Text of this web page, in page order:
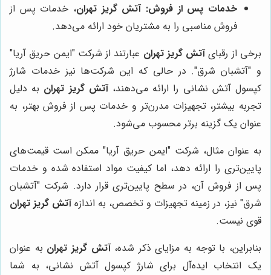
خدمات پس از فروش: آتش گریز تهران، خدمات پس از
فروش مناسبی را به مشتریان خود ارائه می‌دهد.
برخی از رقبایآتش گریز تهران عبارتند از شرکت "ایمن حریق آریا"
و "آتشبان شرق". در حالی که این شرکت‌ها نیز خدمات شارژ
کپسول آتش نشانی را ارائه می‌دهند،آتش گریز تهران به دلیل
تجربه بیشتر، تجهیزات مدرن‌تر و خدمات پس از فروش بهتر، به
عنوان یک گزینه برتر محسوب می‌شود.
به عنوان مثال، شرکت "ایمن حریق آریا" ممکن است قیمت‌های
پایین‌تری را ارائه دهد، اما کیفیت مواد استفاده شده و خدمات
پس از فروش آن، در سطح پایین‌تری قرار دارد. شرکت "آتشبان
شرق" نیز، در زمینه تجهیزات و تخصص، به اندازهآتش گریز تهران
قوی نیست.
بنابراین، با توجه به مزایای ذکر شده،آتش گریز تهران به عنوان
یک انتخاب ایده‌آل برای شارژ کپسول آتش نشانی، به شما